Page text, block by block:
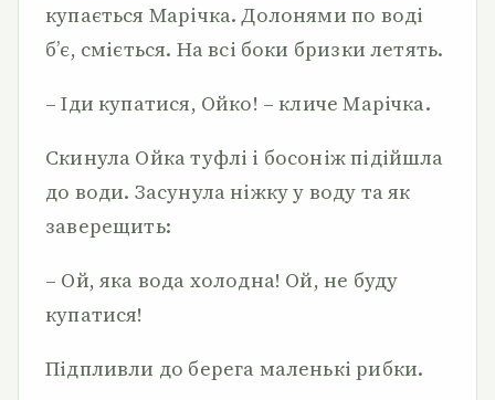
купається Марічка. Долонями по воді
б’є, сміється. На всі боки бризки летять.
– Іди купатися, Ойко! – кличе Марічка.
Скинула Ойка туфлі і босоніж підійшла
до води. Засунула ніжку у воду та як
заверещить:
– Ой, яка вода холодна! Ой, не буду
купатися!
Підпливли до берега маленькі рибки.